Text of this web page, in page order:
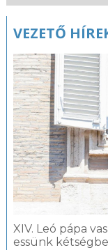
VEZETŐ
XIV. Leó pápa
essünk